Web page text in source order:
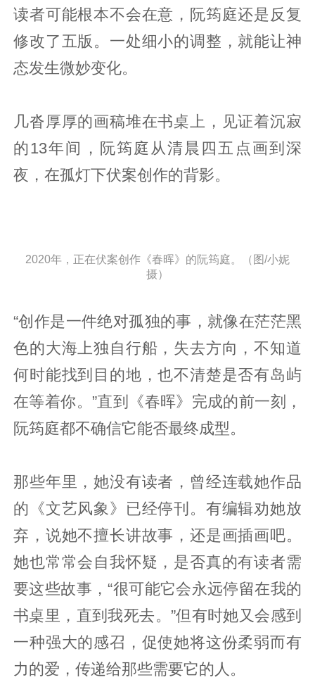
读者可能根本不会在意，阮筠庭还是反复
修改了五版。一处细小的调整，就能让神
态发生微妙变化。
几沓厚厚的画稿堆在书桌上，见证着沉寂
的13年间，阮筠庭从清晨四五点画到深
夜，在孤灯下伏案创作的背影。
2020年，正在伏案创作《春晖》的阮筠庭。（图/小妮
摄）
“创作是一件绝对孤独的事，就像在茫茫黑
色的大海上独自行船，失去方向，不知道
何时能找到目的地，也不清楚是否有岛屿
在等着你。”直到《春晖》完成的前一刻，
阮筠庭都不确信它能否最终成型。
那些年里，她没有读者，曾经连载她作品
的《文艺风象》已经停刊。有编辑劝她放
弃，说她不擅长讲故事，还是画插画吧。
她也常常会自我怀疑，是否真的有读者需
要这些故事，“很可能它会永远停留在我的
书桌里，直到我死去。”但有时她又会感到
一种强大的感召，促使她将这份柔弱而有
力的爱，传递给那些需要它的人。